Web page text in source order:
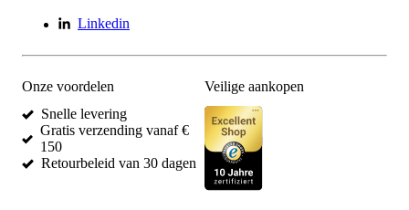
Linkedin
Onze voordelen
Snelle levering
Gratis verzending vanaf €
150
Retourbeleid van 30 dagen
Veilige aankopen